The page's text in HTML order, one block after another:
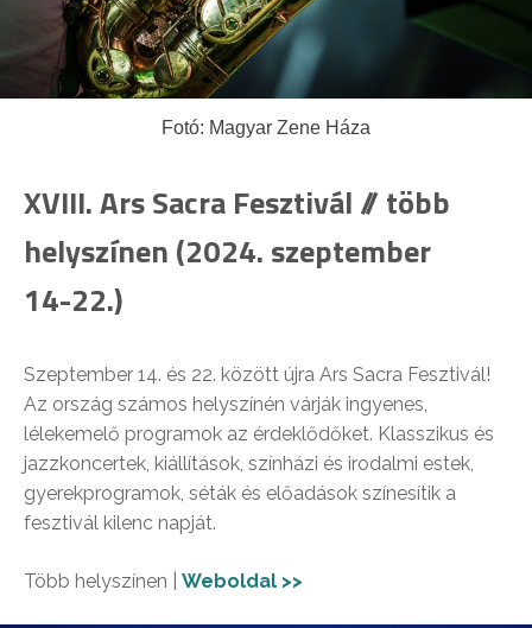
Fotó: Magyar Zene Háza
XVIII. Ars Sacra Fesztivál // több
helyszínen (2024. szeptember
14-22.)
Szeptember 14. és 22. között újra Ars Sacra Fesztivál!
Az ország számos helyszínén várják ingyenes,
lélekemelő programok az érdeklődőket. Klasszikus és
jazzkoncertek, kiállítások, színházi és irodalmi estek,
gyerekprogramok, séták és előadások színesítik a
fesztivál kilenc napját.
Több helyszínen | Weboldal >>